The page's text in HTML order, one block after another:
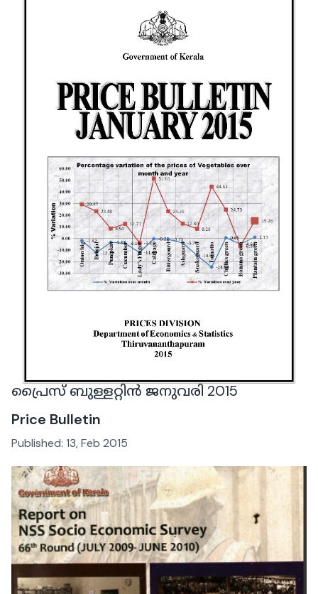
പ്രൈസ് ബുള്ളറ്റിൻ ജനുവരി 2015
Price Bulletin
Published: 13, Feb 2015